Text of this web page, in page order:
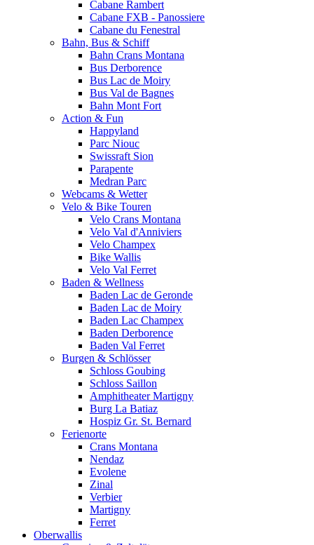
Cabane Rambert
Cabane FXB - Panossiere
Cabane du Fenestral
Bahn, Bus & Schiff
Bahn Crans Montana
Bus Derborence
Bus Lac de Moiry
Bus Val de Bagnes
Bahn Mont Fort
Action & Fun
Happyland
Parc Niouc
Swissraft Sion
Parapente
Medran Parc
Webcams & Wetter
Velo & Bike Touren
Velo Crans Montana
Velo Val d'Anniviers
Velo Champex
Bike Wallis
Velo Val Ferret
Baden & Wellness
Baden Lac de Geronde
Baden Lac de Moiry
Baden Lac Champex
Baden Derborence
Baden Val Ferret
Burgen & Schlösser
Schloss Goubing
Schloss Saillon
Amphitheater Martigny
Burg La Batiaz
Hospiz Gr. St. Bernard
Ferienorte
Crans Montana
Nendaz
Evolene
Zinal
Verbier
Martigny
Ferret
Oberwallis